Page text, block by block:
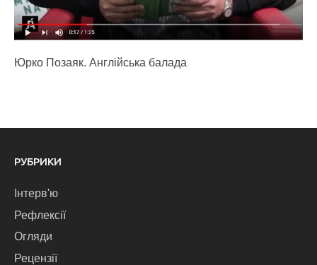
Юрко Позаяк. Англійська балада
РУБРИКИ
Інтерв'ю
Рефлексії
Огляди
Рецензії